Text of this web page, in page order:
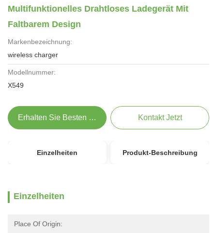
Multifunktionelles Drahtloses Ladegerät Mit
Faltbarem Design
Markenbezeichnung:
wireless charger
Modellnummer:
X549
Erhalten Sie Besten Preis Kontakt Jetzt
Einzelheiten Produkt-Beschreibung
Einzelheiten
Place Of Origin: